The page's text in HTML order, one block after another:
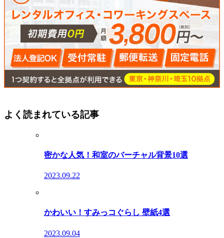
よく読まれている記事
密かな人気！和室のバーチャル背景10選
2023.09.22
かわいい！すみっコぐらし 壁紙4選
2023.09.04